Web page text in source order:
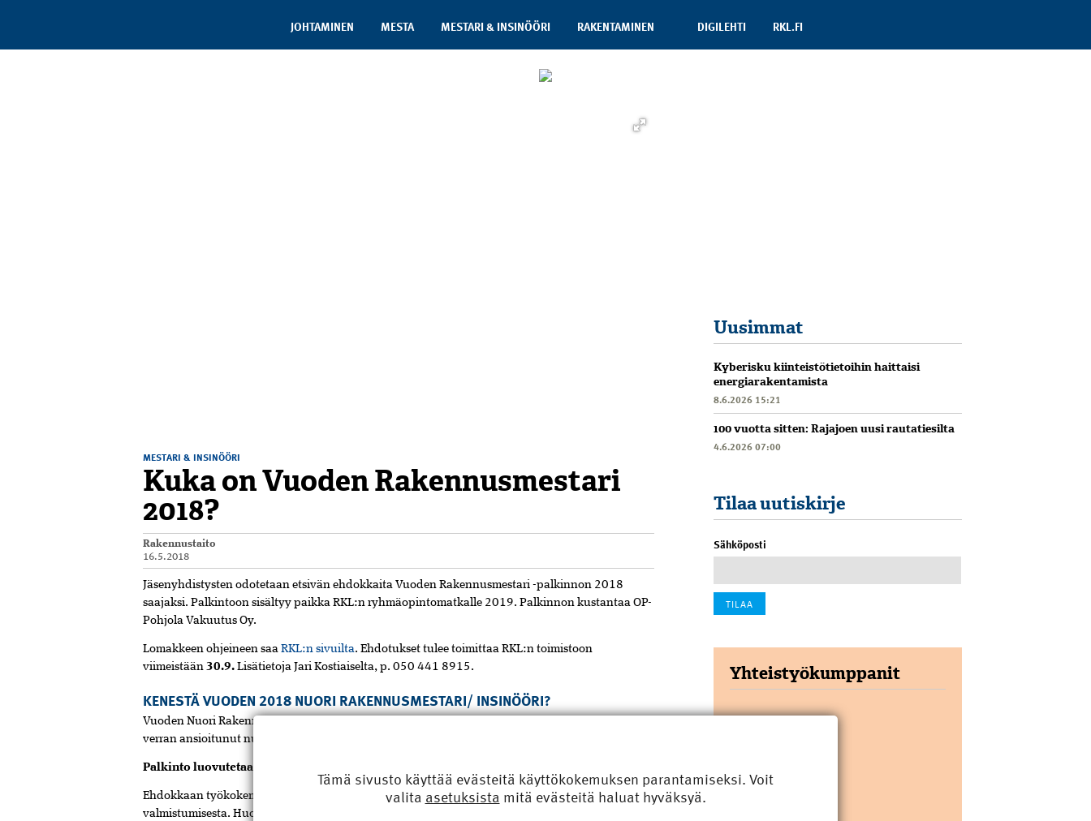
JOHTAMINEN MESTA MESTARI & INSINÖÖRI RAKENTAMINEN DIGILEHTI RKL.FI
MESTARI & INSINÖÖRI
Kuka on Vuoden Rakennusmestari
2018?
Rakennustaito
16.5.2018
Jäsenyhdistysten odotetaan etsivän ehdokkaita Vuoden Rakennusmestari -palkinnon 2018
saajaksi. Palkintoon sisältyy paikka RKL:n ryhmäopintomatkalle 2019. Palkinnon kustantaa OP-
Pohjola Vakuutus Oy.
Lomakkeen ohjeineen saaRKL:n sivuilta. Ehdotukset tulee toimittaa RKL:n toimistoon
viimeistään30.9. Lisätietoja Jari Kostiaiselta, p. 050 441 8915.
KENESTÄ VUODEN 2018 NUORI RAKENNUSMESTARI/ INSINÖÖRI?
Vuoden Nuori Rakennusmestari/Insinööri -huomionosoituksella palkitaan vuosittain jo jonkin
verran ansioitunut nuori osaaja.
Palkinto luovutetaan Finn Build -messujen yhteydessä 11.10.2018.
Ehdokkaan työkokemus haettaessa palkintoa saa olla enintään seitsemän vuotta
valmistumisesta. Huomionosoitukseen liittyvän stipendin kustantaa Rakennusmestarien Säätiö.
Uusimmat
Kyberisku kiinteistötietoihin haittaisi
energiarakentamista
8.6.2026 15:21
100 vuotta sitten: Rajajoen uusi rautatiesilta
4.6.2026 07:00
Tilaa uutiskirje
Sähköposti
Yhteistyökumppanit
Tämä sivusto käyttää evästeitä käyttökokemuksen parantamiseksi. Voit
valita asetuksista mitä evästeitä haluat hyväksyä.